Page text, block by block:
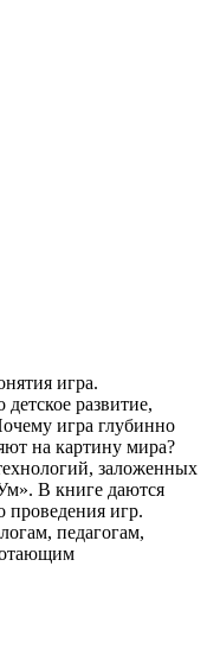
игра.
развитие,
игра глубинно
на картину мира?
заложенных
В книге даются
проведения игр.
педагогам,